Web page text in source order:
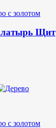
с золотом
Щит
с золотом